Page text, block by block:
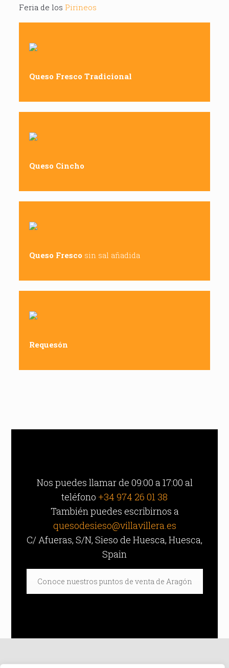
Feria de los Pirineos
Queso Fresco Tradicional
Queso Cincho
Queso Fresco sin sal añadida
Requesón
Nos puedes llamar de 09:00 a 17:00 al
teléfono +34 974 26 01 38
También puedes escribirnos a
quesodesieso@villavillera.es
C/ Afueras, S/N, Sieso de Huesca, Huesca,
Spain
Conoce nuestros puntos de venta de Aragón